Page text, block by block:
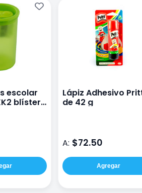
escolar
blíster
Lápiz Adhesivo
de 42 g
A: $72.50
Agregar